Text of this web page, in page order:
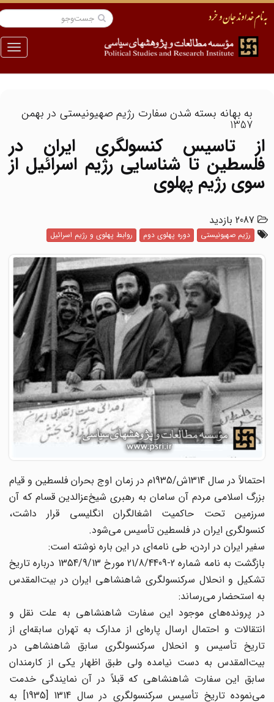
منو
به بهانه بسته شدن سفارت رژیم صهیونیستی در بهمن
1357
از تاسیس کنسولگری ایران در
فلسطین تا شناسایی رژیم اسرائیل از
سوی رژیم پهلوی
2087 بازدید
رژیم صهیونیستی دوره پهلوی دوم روابط پهلوی و رژیم اسرائیل
احتمالاً در سال 1314ش/1935م در زمان اوج بحران فلسطین و قیام
بزرگ اسلامی مردم آن سامان به رهبری شیخ‌عزالدین قسام که آن
سرزمین تحت حاکمیت اشغالگران انگلیسی قرار داشت،
کنسولگری ایران در فلسطین تأسیس می‌شود.
سفیر ایران در اردن، طی نامه‌ای در این باره نوشته است:
بازگشت به نامه شماره 2-21/8/4409 مورخ 1354/9/13 درباره تاریخ
تشکیل و انحلال سرکنسولگری شاهنشاهی ایران در بیت‌المقدس
به استحضار می‌رساند:
در پرونده‌های موجود این سفارت شاهنشاهی به علت نقل و
انتقالات و احتمال ارسال پاره‌ای از مدارک به تهران سابقه‌ای از
تاریخ تأسیس و انحلال سرکنسولگری سابق شاهنشاهی در
بیت‌المقدس به دست نیامده ولی طبق اظهار یکی از کارمندان
سابق این سفارت شاهنشاهی که قبلاً در آن نمایندگی خدمت
می‌نموده تاریخ تأسیس سرکنسولگری در سال 1314 [1935] به